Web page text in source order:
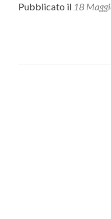
Pubblicato il 18